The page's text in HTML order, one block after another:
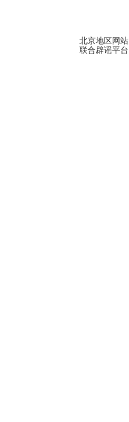
北京地区网站
联合辟谣平台